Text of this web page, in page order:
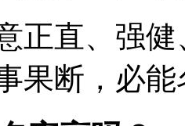
正直、强
果断，必